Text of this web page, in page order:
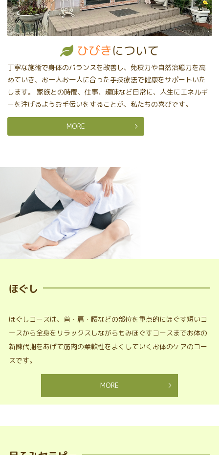
ひびきについて
丁寧な施術で身体のバランスを改善し、免疫力や自然治癒力を高
めていき、お一人お一人に合った手技療法で健康をサポートいた
します。 家族との時間、仕事、趣味など日常に、人生にエネルギ
ーを注げるようお手伝いをすることが、私たちの喜びです。
MORE
ほぐし
ほぐしコースは、首・肩・腰などの部位を重点的にほぐす短いコ
ースから全身をリラックスしながらもみほぐすコースまでお体の
新陳代謝をあげて筋肉の柔軟性をよくしていくお体のケアのコー
スです。
MORE